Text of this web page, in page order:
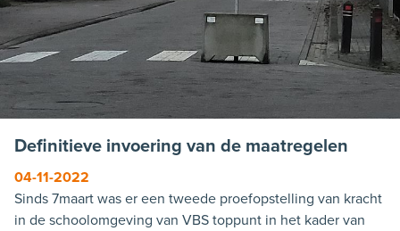
Definitieve invoering van de maatregelen
04-11-2022
Sinds 7maart was er een tweede proefopstelling van kracht
in de schoolomgeving van VBS toppunt in het kader van